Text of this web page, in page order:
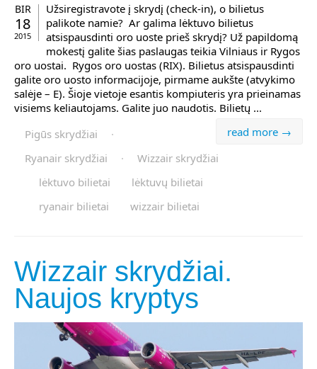
BIR
18
2015
Užsiregistravote į skrydį (check-in), o bilietus
palikote namie? Ar galima lėktuvo bilietus
atsispausdinti oro uoste prieš skrydį? Už papildomą
mokestį galite šias paslaugas teikia Vilniaus ir Rygos
oro uostai. Rygos oro uostas (RIX). Bilietus atsispausdinti
galite oro uosto informacijoje, pirmame aukšte (atvykimo
salėje – E). Šioje vietoje esantis kompiuteris yra prieinamas
visiems keliautojams. Galite juo naudotis. Bilietų ...
read more →
Pigūs skrydžiai
·
Ryanair skrydžiai
·
Wizzair skrydžiai
lėktuvo bilietai
lėktuvų bilietai
ryanair bilietai
wizzair bilietai
Wizzair skrydžiai.
Naujos kryptys